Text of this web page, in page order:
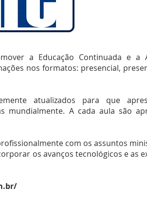
a Educação Continuada e a
nos formatos: presencial,
atualizados para que
mundialmente. A cada aula são
com os assuntos
os avanços tecnológicos e as